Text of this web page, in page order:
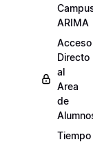
ARIMA
Acceso
Directo
al
Area
de
Tiempo